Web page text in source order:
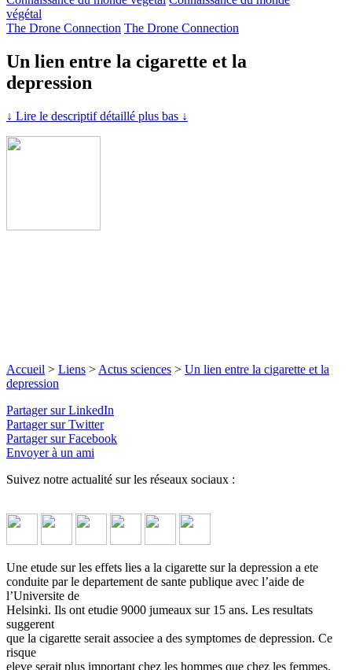
végétal
The Drone Connection The Drone Connection
Un lien entre la cigarette et la
depression
↓ Lire le descriptif détaillé plus bas ↓
Accueil > Liens > Actus sciences > Un lien entre la cigarette et la
depression
Partager sur LinkedIn
Partager sur Twitter
Partager sur Facebook
Envoyer à un ami
Suivez notre actualité sur les réseaux sociaux :
Une etude sur les effets lies a la cigarette sur la depression a ete
conduite par le departement de sante publique avec l’aide de
l’Universite de
Helsinki. Ils ont etudie 9000 jumeaux sur 15 ans. Les resultats
suggerent
que la cigarette serait associee a des symptomes de depression. Ce
risque
eleve serait plus important chez les hommes que chez les femmes.